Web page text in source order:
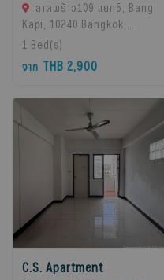
ลาดพร้าว109 แยก5, Bang
Kapi, 10240 Bangkok,
Thailand
1 Bed(s)
จาก THB 2,900
C.S. Apartment